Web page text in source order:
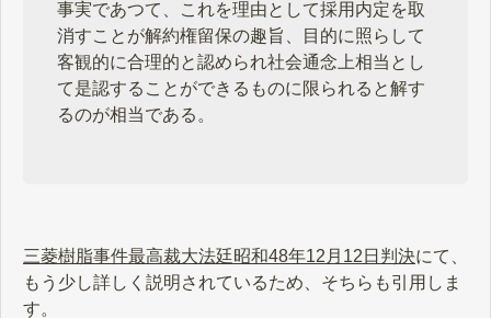
事実であつて、これを理由として採用内定を取
消すことが解約権留保の趣旨、目的に照らして
客観的に合理的と認められ社会通念上相当とし
て是認することができるものに限られると解す
るのが相当である。
三菱樹脂事件最高裁大法廷昭和48年12月12日判決にて、
もう少し詳しく説明されているため、そちらも引用しま
す。